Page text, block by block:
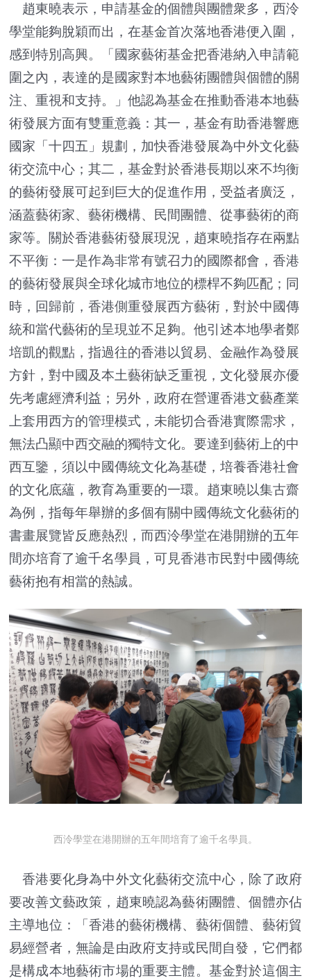
趙東曉表示，申請基金的個體與團體衆多，西泠
學堂能夠脫穎而出，在基金首次落地香港便入圍，
感到特別高興。「國家藝術基金把香港納入申請範
圍之內，表達的是國家對本地藝術團體與個體的關
注、重視和支持。」他認為基金在推動香港本地藝
術發展方面有雙重意義：其一，基金有助香港響應
國家「十四五」規劃，加快香港發展為中外文化藝
術交流中心；其二，基金對於香港長期以來不均衡
的藝術發展可起到巨大的促進作用，受益者廣泛，
涵蓋藝術家、藝術機構、民間團體、從事藝術的商
家等。關於香港藝術發展現況，趙東曉指存在兩點
不平衡：一是作為非常有號召力的國際都會，香港
的藝術發展與全球化城市地位的標桿不夠匹配；同
時，回歸前，香港側重發展西方藝術，對於中國傳
統和當代藝術的呈現並不足夠。他引述本地學者鄭
培凱的觀點，指過往的香港以貿易、金融作為發展
方針，對中國及本土藝術缺乏重視，文化發展亦優
先考慮經濟利益；另外，政府在營運香港文藝產業
上套用西方的管理模式，未能切合香港實際需求，
無法凸顯中西交融的獨特文化。要達到藝術上的中
西互鑒，須以中國傳統文化為基礎，培養香港社會
的文化底蘊，教育為重要的一環。趙東曉以集古齋
為例，指每年舉辦的多個有關中國傳統文化藝術的
書畫展覽皆反應熱烈，而西泠學堂在港開辦的五年
間亦培育了逾千名學員，可見香港市民對中國傳統
藝術抱有相當的熱誠。
西泠學堂在港開辦的五年間培育了逾千名學員。
香港要化身為中外文化藝術交流中心，除了政府
要改善文藝政策，趙東曉認為藝術團體、個體亦佔
主導地位：「香港的藝術機構、藝術個體、藝術貿
易經營者，無論是由政府支持或民間自發，它們都
是構成本地藝術市場的重要主體。基金對於這個主